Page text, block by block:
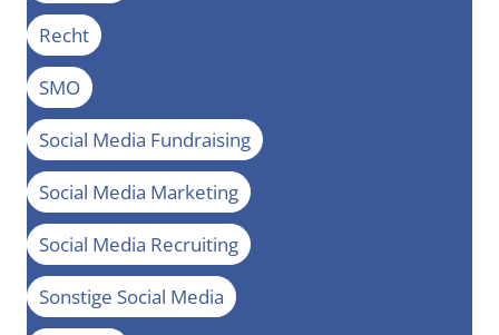
Recht
SMO
Social Media Fundraising
Social Media Marketing
Social Media Recruiting
Sonstige Social Media